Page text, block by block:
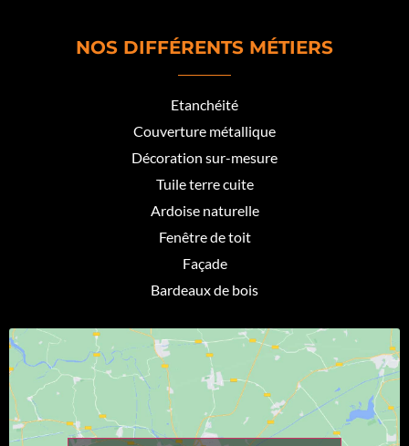
NOS DIFFÉRENTS MÉTIERS
Etanchéité
Couverture métallique
Décoration sur-mesure
Tuile terre cuite
Ardoise naturelle
Fenêtre de toit
Façade
Bardeaux de bois